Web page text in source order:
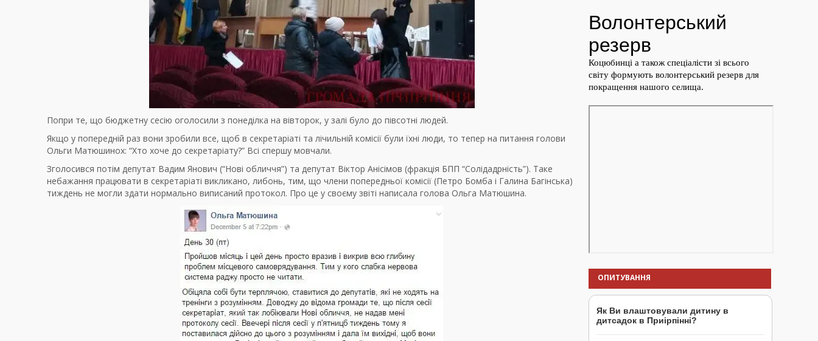
Попри те, що бюджетну сесію оголосили з понеділка на вівторок, у залі було до півсотні людей.
Якщо у попередній раз вони зробили все, щоб в секретаріаті та лічильній комісії були їхні люди, то тепер на питання голови
Ольги Матюшинох: “Хто хоче до секретаріату?” Всі спершу мовчали.
Зголосився потім депутат Вадим Янович (“Нові обличчя”) та депутат Віктор Анісімов (фракція БПП “Солідадрність”). Таке
небажання працювати в секретаріаті викликано, либонь, тим, що члени попередньої комісії (Петро Бомба і Галина Багінська)
тиждень не могли здати нормально виписаний протокол. Про це у своєму звіті написала голова Ольга Матюшина.
ОПИТУВАННЯ
Як Ви влаштовували дитину в
дитсадок в Приірпінні?